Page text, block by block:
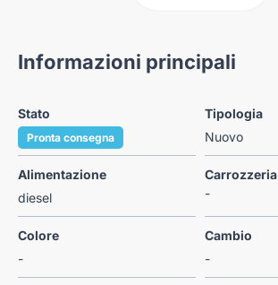
Informazioni principali
Stato
Pronta consegna
Tipologia
Nuovo
Alimentazione
diesel
Carrozzeria
-
Colore
-
Cambio
-